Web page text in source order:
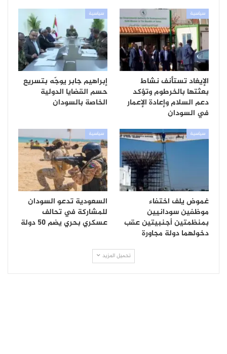
سياسية
الإيغاد تستأنف نشاط
بعثتها بالخرطوم وتؤكد
دعم السلام وإعادة الإعمار
في السودان
سياسية
إبراهيم جابر يوجّه بتسريع
حسم القضايا الدولية
الخاصة بالسودان
سياسية
غموض يلف اختفاء
موظفين سودانيين
بمنظمتين أجنبيتين عقب
دخولهما دولة مجاورة
سياسية
السعودية تدعو السودان
للمشاركة في تحالف
عسكري بحري يضم 50 دولة
تحميل المزيد